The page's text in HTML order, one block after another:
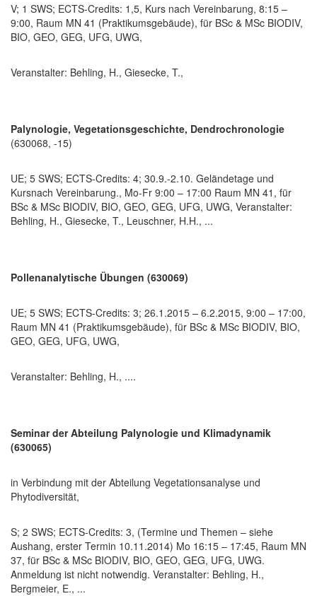
V; 1 SWS; ECTS-Credits: 1,5, Kurs nach Vereinbarung, 8:15 –
9:00, Raum MN 41 (Praktikumsgebäude), für BSc & MSc BIODIV,
BIO, GEO, GEG, UFG, UWG,
Veranstalter: Behling, H., Giesecke, T.,
Palynologie, Vegetationsgeschichte, Dendrochronologie
(630068, -15)
UE; 5 SWS; ECTS-Credits: 4; 30.9.-2.10. Geländetage und
Kursnach Vereinbarung., Mo-Fr 9:00 – 17:00 Raum MN 41, für
BSc & MSc BIODIV, BIO, GEO, GEG, UFG, UWG, Veranstalter:
Behling, H., Giesecke, T., Leuschner, H.H., ...
Pollenanalytische Übungen (630069)
UE; 5 SWS; ECTS-Credits: 3; 26.1.2015 – 6.2.2015, 9:00 – 17:00,
Raum MN 41 (Praktikumsgebäude), für BSc & MSc BIODIV, BIO,
GEO, GEG, UFG, UWG,
Veranstalter: Behling, H., ....
Seminar der Abteilung Palynologie und Klimadynamik
(630065)
in Verbindung mit der Abteilung Vegetationsanalyse und
Phytodiversität,
S; 2 SWS; ECTS-Credits: 3, (Termine und Themen – siehe
Aushang, erster Termin 10.11.2014) Mo 16:15 – 17:45, Raum MN
37, für BSc & MSc BIODIV, BIO, GEO, GEG, UFG, UWG.
Anmeldung ist nicht notwendig. Veranstalter: Behling, H.,
Bergmeier, E., ...